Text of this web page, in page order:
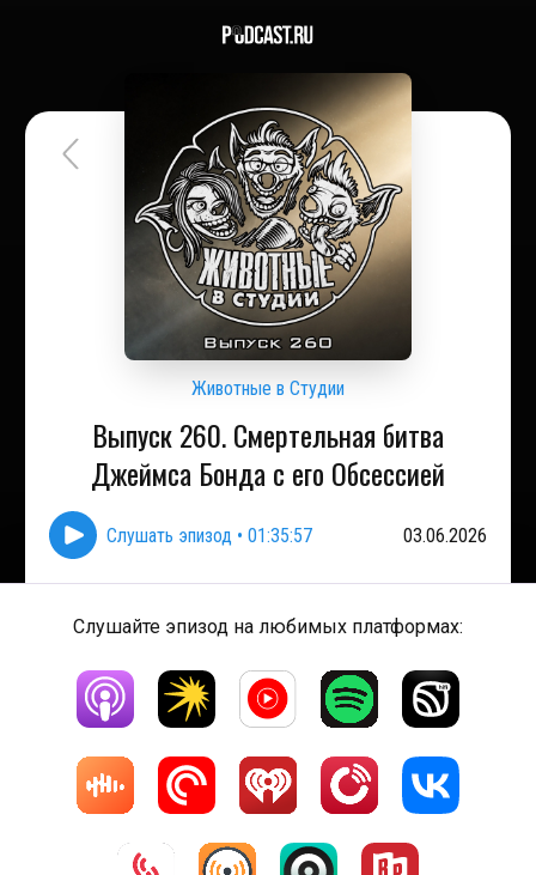
Животные в Студии
Выпуск 260. Смертельная битва
Джеймса Бонда с его Обсессией
Слушать эпизод • 01:35:57 03.06.2026
Слушайте эпизод на любимых платформах: